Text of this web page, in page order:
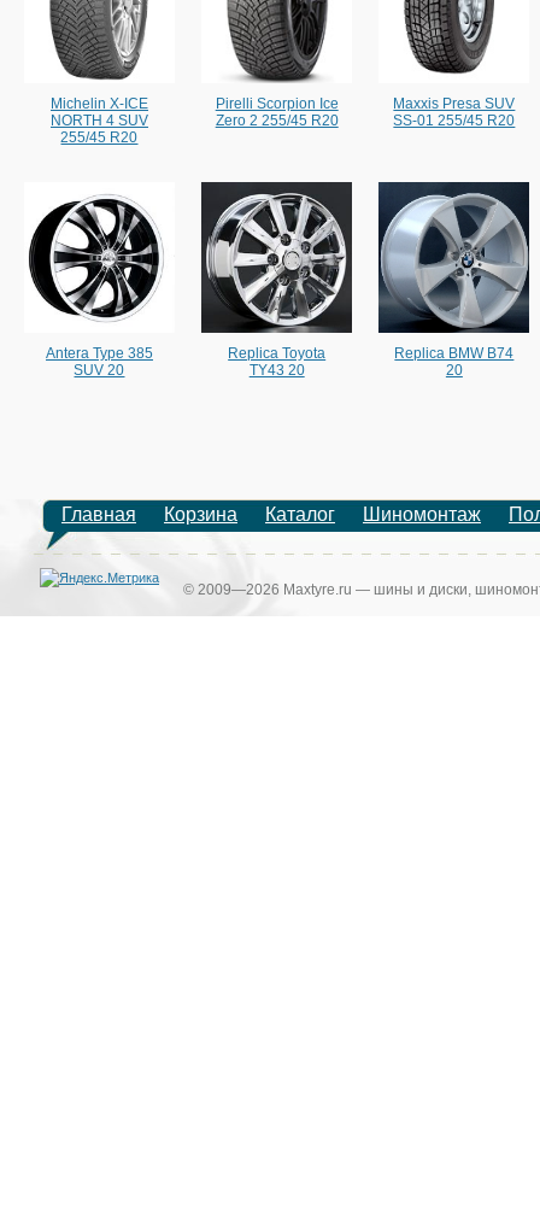
Michelin X-ICE
NORTH 4 SUV
255/45 R20
Pirelli Scorpion Ice
Zero 2 255/45 R20
Maxxis Presa SUV
SS-01 255/45 R20
Antera Type 385
SUV 20
Replica Toyota
TY43 20
Replica BMW B74
20
Главная Корзина Каталог Шиномонтаж
© 2009—2026 Maxtyre.ru — шины и диски,